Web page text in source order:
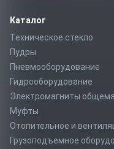
Каталог
Техническое стекло
Пудры
Пневмооборудование
Гидрооборудование
Электромагниты
Муфты
Отопительное и
Грузоподъемное